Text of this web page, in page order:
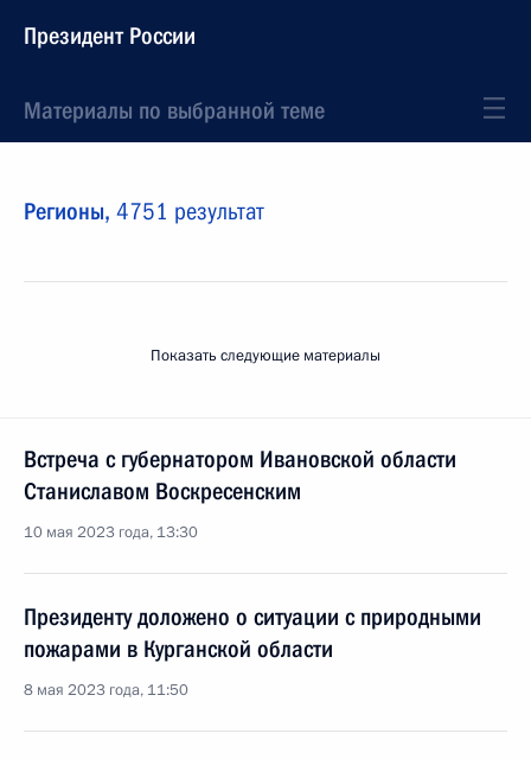
Президент России
Материалы по выбранной теме
Регионы, 4751 результат
Показать следующие материалы
Встреча с губернатором Ивановской области
Станиславом Воскресенским
10 мая 2023 года, 13:30
Президенту доложено о ситуации с природными
пожарами в Курганской области
8 мая 2023 года, 11:50